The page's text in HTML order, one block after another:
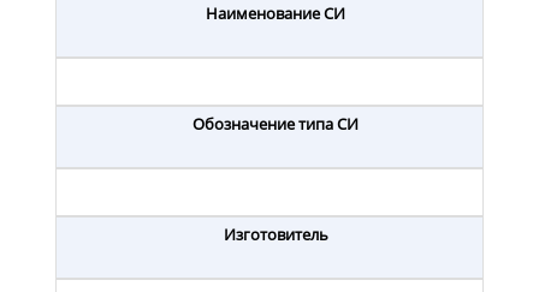
Наименование СИ
Обозначение типа СИ
Изготовитель